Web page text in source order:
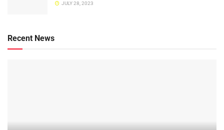
JULY 28, 2023
Recent News